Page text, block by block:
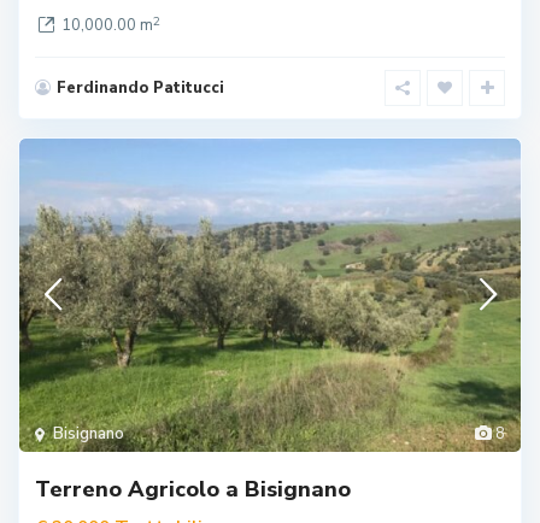
10,000.00 m2
Ferdinando Patitucci
8
Bisignano
Terreno Agricolo a Bisignano